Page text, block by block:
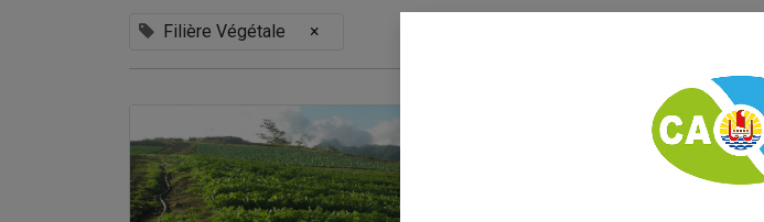
Filière Végétale ×